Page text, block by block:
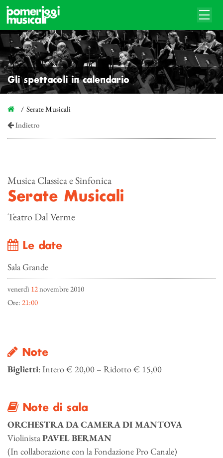
Gli spettacoli in calendario
Serate Musicali
Indietro
Musica Classica e Sinfonica
Serate Musicali
Teatro Dal Verme
Le date
Sala Grande
venerdì 12novembre 2010
Ore: 21:00
Note
Biglietti: Intero € 20,00 – Ridotto € 15,00
Note di sala
ORCHESTRA DA CAMERA DI MANTOVA
ViolinistaPAVEL BERMAN
(In collaborazione con la Fondazione Pro Canale)